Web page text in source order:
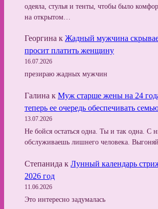
одеяла, стулья и тенты, чтобы было
на открытом…
Георгина к Жадный мужчина
просит платить женщину
16.07.2026
презираю жадных мужчин
Галина к Муж старше жены на 24
теперь ее очередь обеспечивать
13.07.2026
Не бойся остаться одна. Ты и так одна. С
обслуживаешь лишнего человека.
Степанида к Лунный календарь
2026 год
11.06.2026
Это интересно задумалась